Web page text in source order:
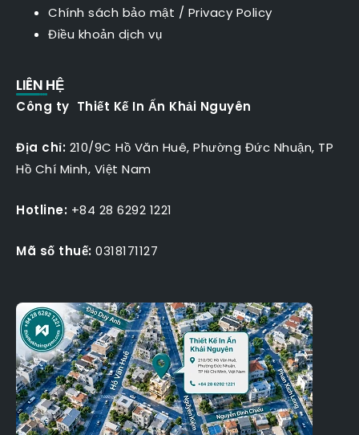
Chính sách bảo mật / Privacy Policy
Điều khoản dịch vụ
LIÊN HỆ
Công ty Thiết Kế In Ấn Khải Nguyên
Địa chỉ: 210/9C Hồ Văn Huê, Phường Đức Nhuận, TP
Hồ Chí Minh, Việt Nam
Hotline: +84 28 6292 1221
Mã số thuế: 0318171127